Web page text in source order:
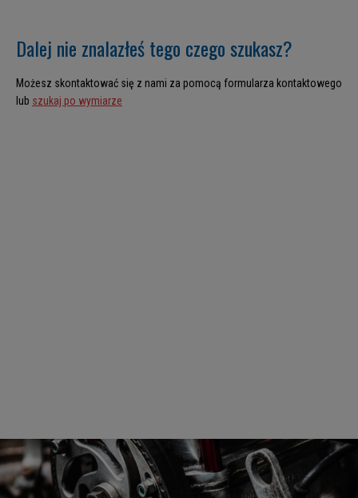
Dalej nie znalazłeś tego czego szukasz?
Możesz skontaktować się z nami za pomocą formularza kontaktowego
lub szukaj po wymiarze